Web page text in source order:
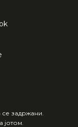
се задржани.
јотом.